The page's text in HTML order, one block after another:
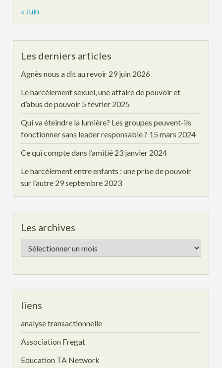
« Juin
Les derniers articles
Agnès nous a dit au revoir 29 juin 2026
Le harcèlement sexuel, une affaire de pouvoir et
d’abus de pouvoir 5 février 2025
Qui va éteindre la lumière? Les groupes peuvent-ils
fonctionner sans leader responsable ? 15 mars 2024
Ce qui compte dans l’amitié 23 janvier 2024
Le harcèlement entre enfants : une prise de pouvoir
sur l’autre 29 septembre 2023
Les archives
Les
archives
liens
analyse transactionnelle
Association Fregat
Education TA Network